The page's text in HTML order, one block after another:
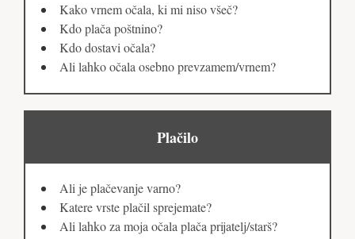
Kako vrnem očala, ki mi niso všeč?
Kdo plača poštnino?
Kdo dostavi očala?
Ali lahko očala osebno prevzamem/vrnem?
Plačilo
Ali je plačevanje varno?
Katere vrste plačil sprejemate?
Ali lahko za moja očala plača prijatelj/starš?